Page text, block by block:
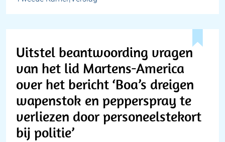
Uitstel beantwoording vragen
van het lid Martens-America
over het bericht ‘Boa’s dreigen
wapenstok en pepperspray te
verliezen door personeelstekort
bij politie’